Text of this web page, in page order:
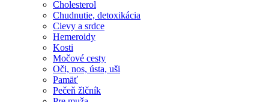
Cholesterol
Chudnutie, detoxikácia
Cievy a srdce
Hemeroidy
Kosti
Močové cesty
Oči, nos, ústa, uši
Pamäť
Pečeň žlčník